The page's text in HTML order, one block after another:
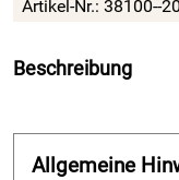
Artikel-Nr.: 38100--
Beschreibung
gänzlich
Allgemeine